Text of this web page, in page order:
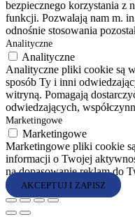
bezpiecznego korzystania z
funkcji. Pozwalają nam m.
odnośnie stosowania
Analityczne
Analityczne
Analityczne pliki cookie są
sposób Ty i inni
witryną. Pomagają
odwiedzających,
Marketingowe
Marketingowe
Marketingowe pliki cookie
informacji o Twojej
na dopasowanie reklam do
AKCEPTUJ I ZAPISZ